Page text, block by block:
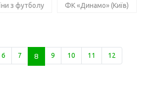
з футболу ФК «Динамо» (Київ)
6 7 8 9 10 11 12